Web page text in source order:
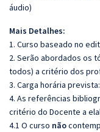
áudio)
Mais Detalhes:
1. Curso baseado no
2. Serão abordados os
todos) a critério dos
3. Carga horária
4. As referências
critério do Docente a
4.1 O curso não